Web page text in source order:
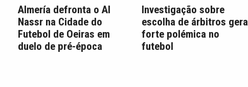
Almería defronta o Al
Nassr na Cidade do
Futebol de Oeiras em
duelo de pré-época
Investigação sobre
escolha de árbitros gera
forte polémica no
futebol